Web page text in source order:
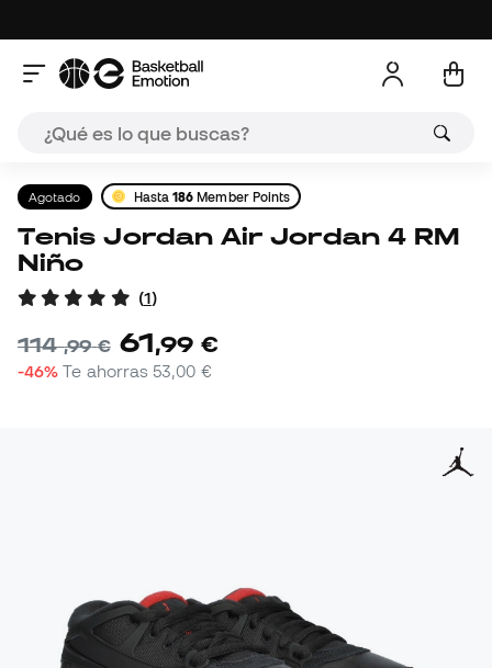
Agotado Hasta186 Member Points
Tenis Jordan Air Jordan 4 RM
Niño
(1)
114,99 € 61,99 €
-46% Te ahorras53,00 €